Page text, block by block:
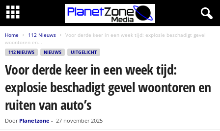
Home 112 Nieuws
Voor derde keer in een week tijd: explosie beschadigt gevel
woontoren en...
112 NIEUWS NIEUWS UITGELICHT
Voor derde keer in een week tijd:
explosie beschadigt gevel woontoren en
ruiten van auto’s
Door Planetzone - 27 november 2025